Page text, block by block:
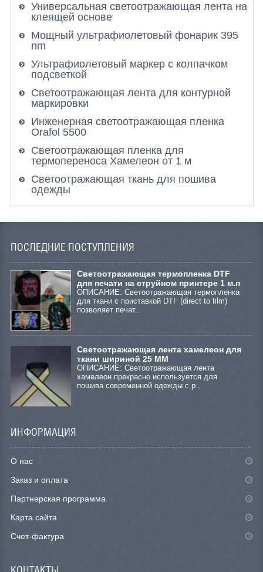
Универсальная светоотражающая лента на
клеящей основе
Мощный ультрафиолетовый фонарик 395
nm
Ультрафиолетовый маркер с колпачком
подсветкой
Светоотражающая лента для контурной
маркировки
Инженерная светоотражающая пленка
Orafol 5500
Светоотражающая пленка для
термопереноса Хамелеон от 1 м
Светоотражающая ткань для пошива
одежды
ПОСЛЕДНИЕ ПОСТУПЛЕНИЯ
Cветоотражающая термопленка DTF
для печати на струйном принтере 1 м.п
ОПИСАНИЕ: Светоотражающая термопленка
для ткани с приставкой DTF (direct to film)
позволяет печат..
Светоотражающая лента хамелеон для
ткани шириной 25 ММ
ОПИСАНИЕ: Светоотражающая лента
хамелеон прекрасно используется для
пошива современной одежды с р..
ИНФОРМАЦИЯ
О нас
Заказ и оплата
Партнерская программа
Карта сайта
Счет-фактура